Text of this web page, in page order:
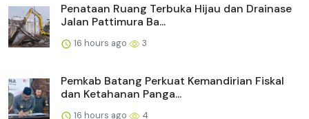
Penataan Ruang Terbuka Hijau dan Drainase
Jalan Pattimura Ba...
16 hours ago 3
Pemkab Batang Perkuat Kemandirian Fiskal
dan Ketahanan Panga...
16 hours ago 4